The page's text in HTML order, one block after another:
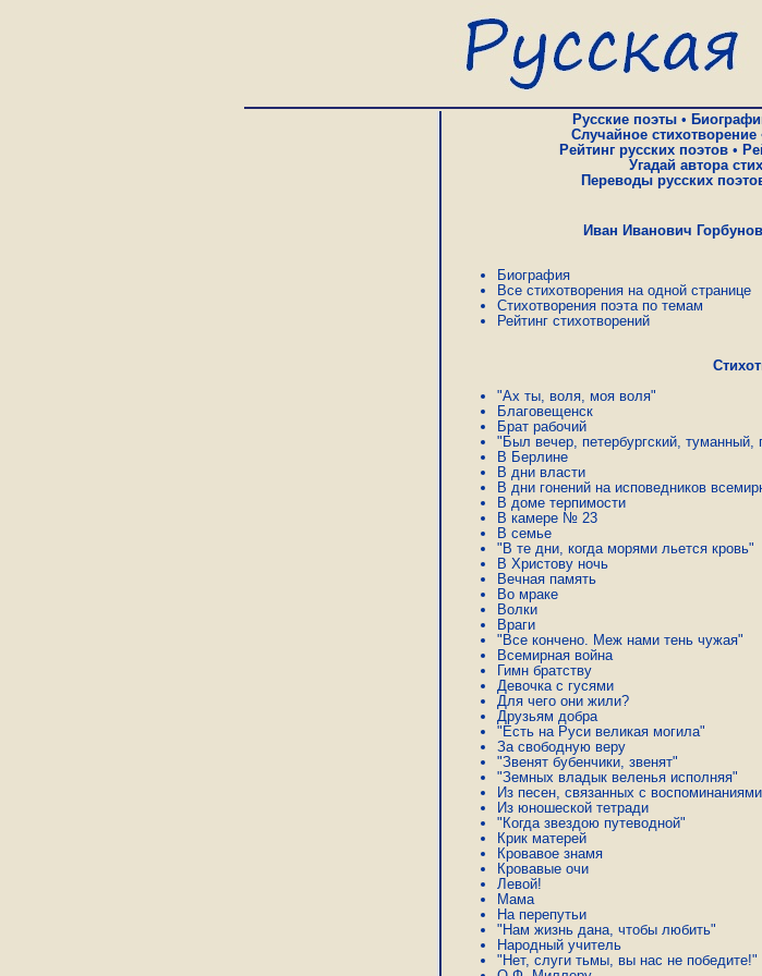
Русские поэты •
Случайное стихотворение
Рейтинг русских поэтов •
Угадай автора
Переводы русских
Иван Иванович
Биография
Все стихотворения на одной странице
Стихотворения поэта по темам
Рейтинг стихотворений
"Ах ты, воля, моя воля"
Благовещенск
Брат рабочий
"Был вечер, петербургский,
В Берлине
В дни власти
В дни гонений на исповедников
В доме терпимости
В камере № 23
В семье
"В те дни, когда морями льется кровь"
В Христову ночь
Вечная память
Во мраке
Волки
Враги
"Все кончено. Меж нами тень чужая"
Всемирная война
Гимн братству
Девочка с гусями
Для чего они жили?
Друзьям добра
"Есть на Руси великая могила"
За свободную веру
"Звенят бубенчики, звенят"
"Земных владык веленья исполняя"
Из песен, связанных с
Из юношеской тетради
"Когда звездою путеводной"
Крик матерей
Кровавое знамя
Кровавые очи
Левой!
Мама
На перепутьи
"Нам жизнь дана, чтобы любить"
Народный учитель
"Нет, слуги тьмы, вы нас не победите!"